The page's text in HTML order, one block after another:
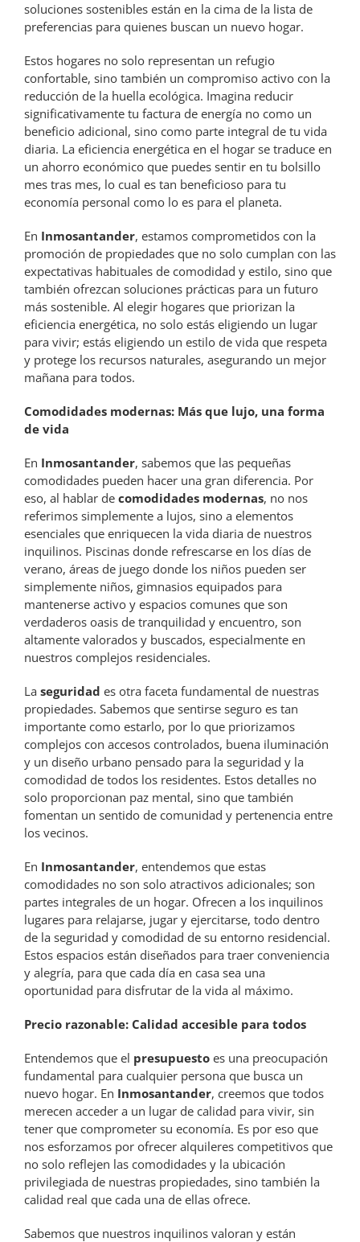
soluciones sostenibles están en la cima de la lista de
preferencias para quienes buscan un nuevo hogar.
Estos hogares no solo representan un refugio
confortable, sino también un compromiso activo con la
reducción de la huella ecológica. Imagina reducir
significativamente tu factura de energía no como un
beneficio adicional, sino como parte integral de tu vida
diaria. La eficiencia energética en el hogar se traduce en
un ahorro económico que puedes sentir en tu bolsillo
mes tras mes, lo cual es tan beneficioso para tu
economía personal como lo es para el planeta.
En Inmosantander, estamos comprometidos con la
promoción de propiedades que no solo cumplan con las
expectativas habituales de comodidad y estilo, sino que
también ofrezcan soluciones prácticas para un futuro
más sostenible. Al elegir hogares que priorizan la
eficiencia energética, no solo estás eligiendo un lugar
para vivir; estás eligiendo un estilo de vida que respeta
y protege los recursos naturales, asegurando un mejor
mañana para todos.
Comodidades modernas: Más que lujo, una forma
de vida
En Inmosantander, sabemos que las pequeñas
comodidades pueden hacer una gran diferencia. Por
eso, al hablar de comodidades modernas, no nos
referimos simplemente a lujos, sino a elementos
esenciales que enriquecen la vida diaria de nuestros
inquilinos. Piscinas donde refrescarse en los días de
verano, áreas de juego donde los niños pueden ser
simplemente niños, gimnasios equipados para
mantenerse activo y espacios comunes que son
verdaderos oasis de tranquilidad y encuentro, son
altamente valorados y buscados, especialmente en
nuestros complejos residenciales.
La seguridad es otra faceta fundamental de nuestras
propiedades. Sabemos que sentirse seguro es tan
importante como estarlo, por lo que priorizamos
complejos con accesos controlados, buena iluminación
y un diseño urbano pensado para la seguridad y la
comodidad de todos los residentes. Estos detalles no
solo proporcionan paz mental, sino que también
fomentan un sentido de comunidad y pertenencia entre
los vecinos.
En Inmosantander, entendemos que estas
comodidades no son solo atractivos adicionales; son
partes integrales de un hogar. Ofrecen a los inquilinos
lugares para relajarse, jugar y ejercitarse, todo dentro
de la seguridad y comodidad de su entorno residencial.
Estos espacios están diseñados para traer conveniencia
y alegría, para que cada día en casa sea una
oportunidad para disfrutar de la vida al máximo.
Precio razonable: Calidad accesible para todos
Entendemos que el presupuesto es una preocupación
fundamental para cualquier persona que busca un
nuevo hogar. En Inmosantander, creemos que todos
merecen acceder a un lugar de calidad para vivir, sin
tener que comprometer su economía. Es por eso que
nos esforzamos por ofrecer alquileres competitivos que
no solo reflejen las comodidades y la ubicación
privilegiada de nuestras propiedades, sino también la
calidad real que cada una de ellas ofrece.
Sabemos que nuestros inquilinos valoran y están